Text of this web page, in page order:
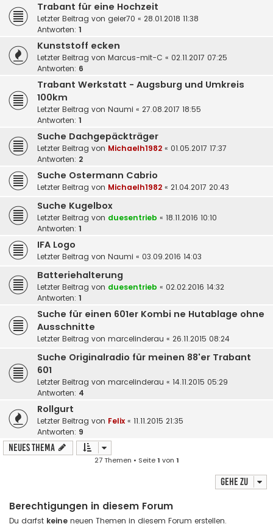
Trabant für eine Hochzeit
Letzter Beitrag von geier70 « 28.01.2018 11:38
Antworten: 1
Kunststoff ecken
Letzter Beitrag von Marcus-mit-C « 02.11.2017 07:25
Antworten: 6
Trabant Werkstatt - Augsburg und Umkreis
100km
Letzter Beitrag von Naumi « 27.08.2017 18:55
Antworten: 1
Suche Dachgepäckträger
Letzter Beitrag von Michaelh1982 « 01.05.2017 17:37
Antworten: 2
Suche Ostermann Cabrio
Letzter Beitrag von Michaelh1982 « 21.04.2017 20:43
Suche Kugelbox
Letzter Beitrag von duesentrieb « 18.11.2016 10:10
Antworten: 1
IFA Logo
Letzter Beitrag von Naumi « 03.09.2016 14:03
Batteriehalterung
Letzter Beitrag von duesentrieb « 02.02.2016 14:32
Antworten: 1
Suche für einen 601er Kombi ne Hutablage ohne
Ausschnitte
Letzter Beitrag von marcelinderau « 26.11.2015 08:24
Suche Originalradio für meinen 88'er Trabant
601
Letzter Beitrag von marcelinderau « 14.11.2015 05:29
Antworten: 4
Rollgurt
Letzter Beitrag von Felix « 11.11.2015 21:35
Antworten: 9
Neues Thema
27 Themen • Seite1 von 1
Gehe zu
Berechtigungen in diesem Forum
Du darfst keine neuen Themen in diesem Forum erstellen.